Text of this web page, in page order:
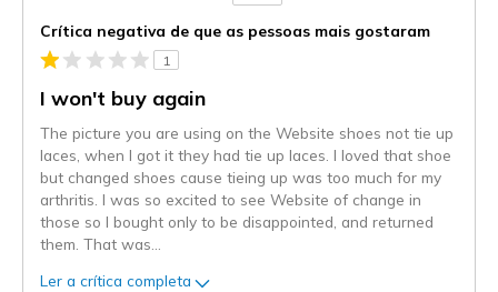
Crítica negativa de que as pessoas mais gostaram
1
I won't buy again
The picture you are using on the Website shoes not tie up
laces, when I got it they had tie up laces. I loved that shoe
but changed shoes cause tieing up was too much for my
arthritis. I was so excited to see Website of change in
those so I bought only to be disappointed, and returned
them. That was
Ler a crítica completa